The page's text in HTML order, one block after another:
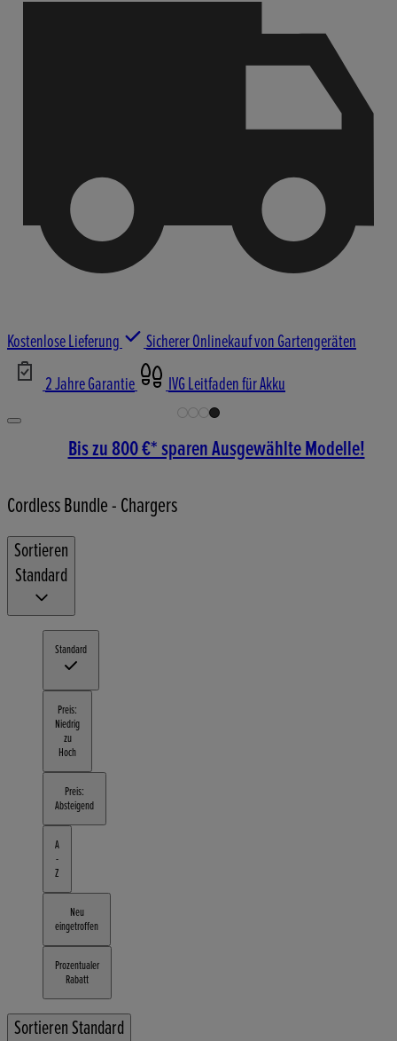
Kostenlose Lieferung
Sicherer Onlinekauf von Gartengeräten
2 Jahre Garantie
IVG Leitfaden für Akku
Bis zu 800 €* sparen Ausgewählte Modelle!
Cordless Bundle - Chargers
Sortieren
Standard
Standard
Preis:
Niedrig
zu
Hoch
Preis:
Absteigend
A
-
Z
Neu
eingetroffen
Prozentualer
Rabatt
SortierenStandard